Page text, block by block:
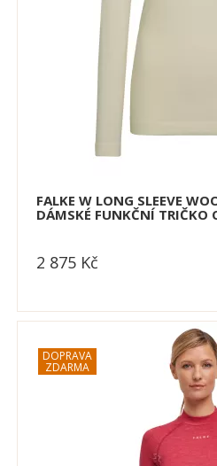
FALKE W LONG SLEEVE
DÁMSKÉ FUNKČNÍ TRIČKO
2 875 Kč